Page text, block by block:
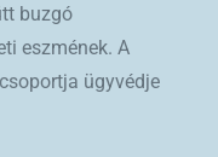
buzgó
eszmének. A
ügyvédje